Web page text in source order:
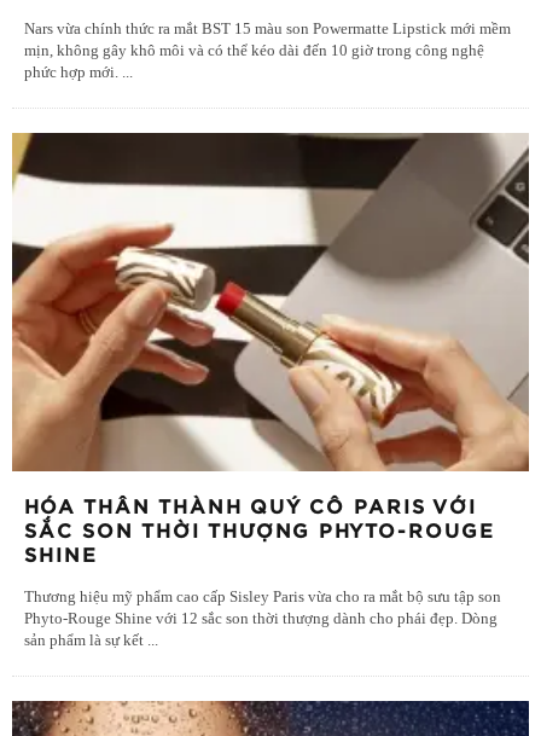
Nars vừa chính thức ra mắt BST 15 màu son Powermatte Lipstick mới mềm
mịn, không gây khô môi và có thể kéo dài đến 10 giờ trong công nghệ
phức hợp mới. ...
HÓA THÂN THÀNH QUÝ CÔ PARIS VỚI
SẮC SON THỜI THƯỢNG PHYTO-ROUGE
SHINE
Thương hiệu mỹ phẩm cao cấp Sisley Paris vừa cho ra mắt bộ sưu tập son
Phyto-Rouge Shine với 12 sắc son thời thượng dành cho phái đẹp. Dòng
sản phẩm là sự kết ...